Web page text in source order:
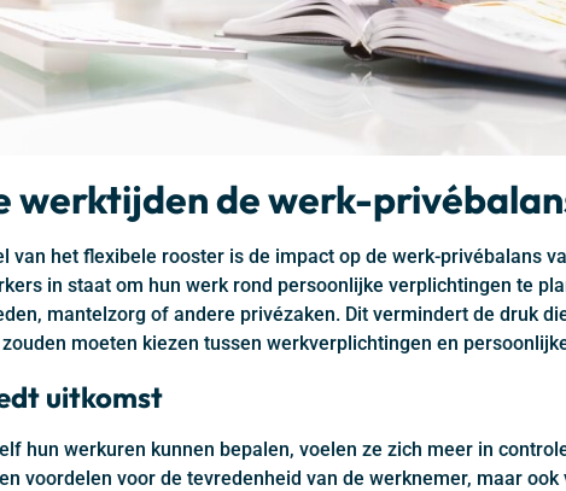
werktijden de werk-
van het flexibele rooster is de impact op de werk-privébalans
in staat om hun werk rond persoonlijke verplichtingen te
mantelzorg of andere privézaken. Dit vermindert de druk
moeten kiezen tussen werkverplichtingen en
uitkomst
hun werkuren kunnen bepalen, voelen ze zich meer in
voordelen voor de tevredenheid van de werknemer, maar